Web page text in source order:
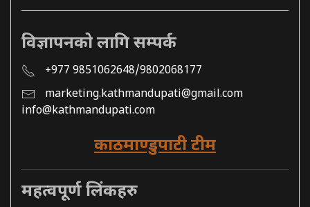
विज्ञापनको लागि सम्पर्क
+977 9851062648/9802068177
marketing.kathmandupati@gmail.com
info@kathmandupati.com
काठमाण्डुपाटी टीम
महत्वपूर्ण लिंकहरु